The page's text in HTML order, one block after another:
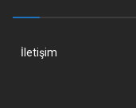
İletişim